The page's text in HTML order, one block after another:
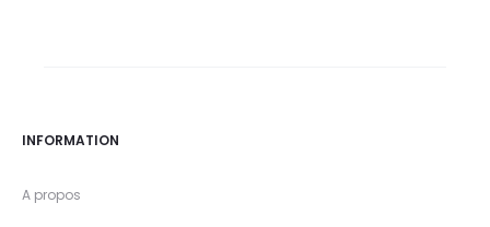
INFORMATION
A propos